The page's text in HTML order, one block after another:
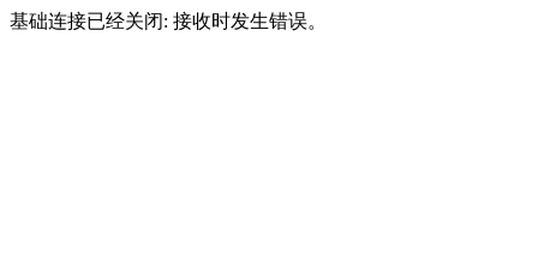
基础连接已经关闭: 接收时发生错误。